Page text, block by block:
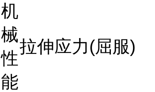
机
械
性
能
拉伸应力(屈服)